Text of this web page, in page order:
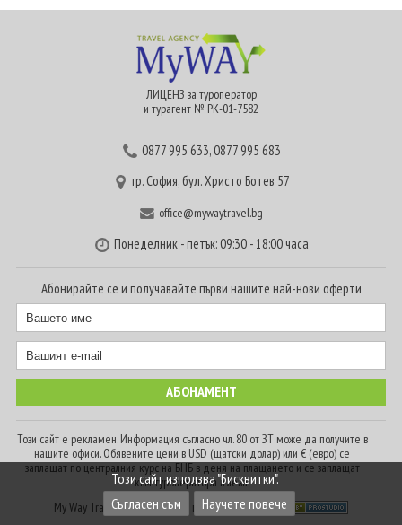
ЛИЦЕНЗ за туроператор
и турагент № РК-01-7582
0877 995 633,0877 995 683
гр. София, бул. Христо Ботев 57
office@mywaytravel.bg
Понеделник - петък: 09:30 - 18:00 часа
Абонирайте се и получавайте първи нашите най-нови оферти
Този сайт е рекламен. Информация съгласно чл. 80 от ЗТ може да получите в
нашите офиси. Обявените цени в USD (щатски долар) или € (евро) се
заплащат по централния курс на БНБ в деня на плащането и се заплащат
към туроператора в лева.
My Way Travel © 2016. Всички права запазени
Този сайт използва "Бисквитки".
Съгласен съм
Научете повече